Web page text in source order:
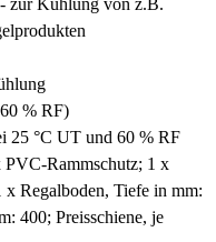
zur Kühlung von z.B.
% RF)
25 °C UT und 60 % RF
Rammschutz; 1 x
Regalboden, Tiefe in mm:
400; Preisschiene, je